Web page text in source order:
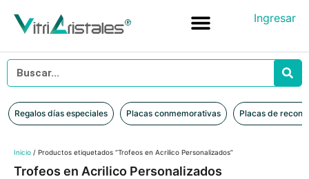
Ingresar
Regalos días especiales Placas conmemorativas Placas de
Inicio / Productos etiquetados “Trofeos en Acrilico Personalizados”
Trofeos en Acrilico Personalizados